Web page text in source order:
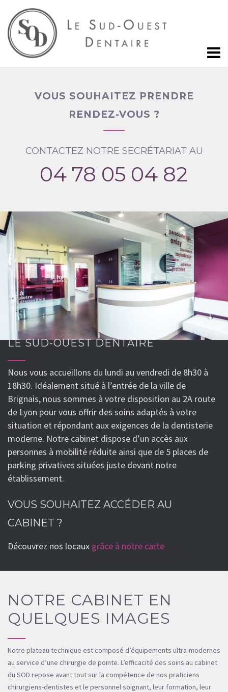
VOUS SOUHAITEZ PRENDRE
RENDEZ-VOUS ?
CONTACTEZ NOTRE SECRÉTARIAT AU
04 78 05 04 82
LE SUD-OUEST DENTAIRE
Nous vous accueillons du lundi au vendredi de 8h30 à
18h30. Idéalement situé à l’entrée de la ville de
Brignais, nous sommes à votre disposition au 2A route
de Lyon pour vous offrir des soins adaptés à votre
situation et répondant aux exigences de la dentisterie
moderne. Notre cabinet dispose d’un accès aux
personnes à mobilité réduite ainsi que de 5 places de
parking privatives situées juste devant notre
établissement.
VOUS SOUHAITEZ ACCÉDER AU
CABINET ?
Découvrez nos locaux grâce à notre carte
NOTRE CABINET EN
QUELQUES IMAGES
Notre plateau technique est composé d’équipements ultra-modernes
au service d’une chirurgie de pointe. L’efficacité des soins au cabinet
du SOD repose avant tout sur la compétence de nos praticiens
chirurgiens-dentistes et le personnel soignant, leur formation, leur